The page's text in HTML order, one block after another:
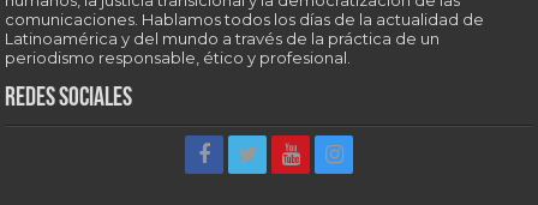
comunicaciones. Hablamos todos los días de la actualidad de
Latinoamérica y del mundo a través de la práctica de un
periodismo responsable, ético y profesional.
Redes sociales